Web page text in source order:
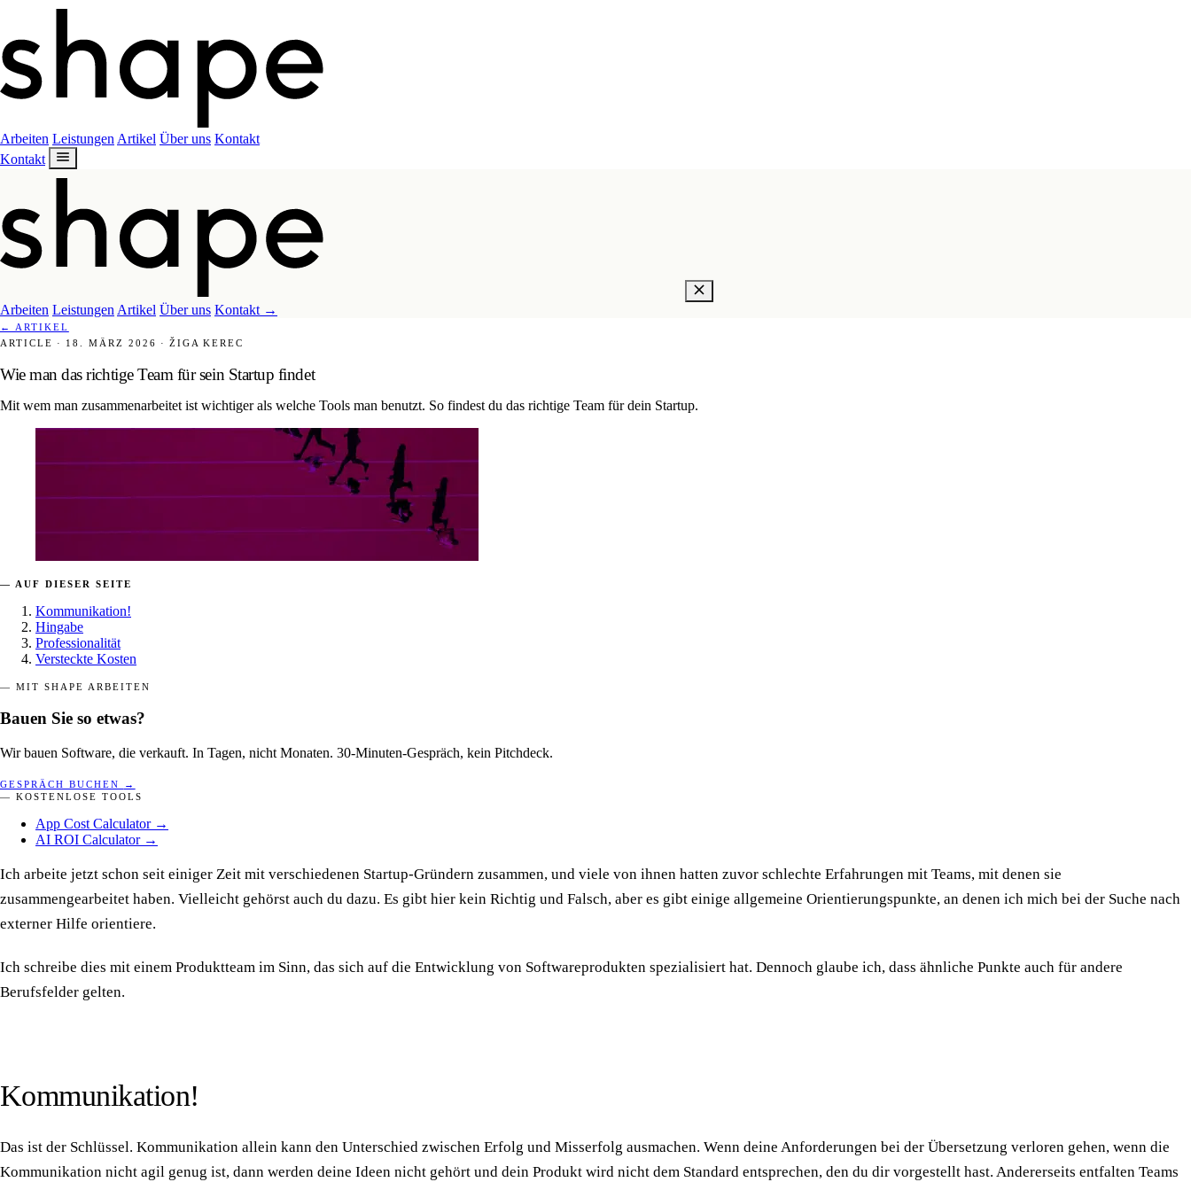
Arbeiten Leistungen Artikel Über uns Kontakt
Kontakt
Arbeiten Leistungen Artikel Über uns Kontakt →
←
ARTIKEL
ARTICLE · 18. MÄRZ 2026 · ŽIGA KEREC
Wie man das richtige Team für sein Startup findet
Mit wem man zusammenarbeitet ist wichtiger als welche Tools man benutzt. So findest du das richtige Team für dein Startup.
— AUF DIESER SEITE
Kommunikation!
Hingabe
Professionalität
Versteckte Kosten
— MIT SHAPE ARBEITEN
Bauen Sie so etwas?
Wir bauen Software, die verkauft. In Tagen, nicht Monaten. 30-Minuten-Gespräch, kein Pitchdeck.
GESPRÄCH BUCHEN
→
— KOSTENLOSE TOOLS
App Cost Calculator →
AI ROI Calculator →
Ich arbeite jetzt schon seit einiger Zeit mit verschiedenen Startup-Gründern zusammen, und viele von ihnen hatten zuvor schlechte Erfahrungen mit Teams, mit denen sie
zusammengearbeitet haben. Vielleicht gehörst auch du dazu. Es gibt hier kein Richtig und Falsch, aber es gibt einige allgemeine Orientierungspunkte, an denen ich mich bei der Suche nach
externer Hilfe orientiere.
Ich schreibe dies mit einem Produktteam im Sinn, das sich auf die Entwicklung von Softwareprodukten spezialisiert hat. Dennoch glaube ich, dass ähnliche Punkte auch für andere
Berufsfelder gelten.
Kommunikation!
Das ist der Schlüssel. Kommunikation allein kann den Unterschied zwischen Erfolg und Misserfolg ausmachen. Wenn deine Anforderungen bei der Übersetzung verloren gehen, wenn die
Kommunikation nicht agil genug ist, dann werden deine Ideen nicht gehört und dein Produkt wird nicht dem Standard entsprechen, den du dir vorgestellt hast. Andererseits entfalten Teams